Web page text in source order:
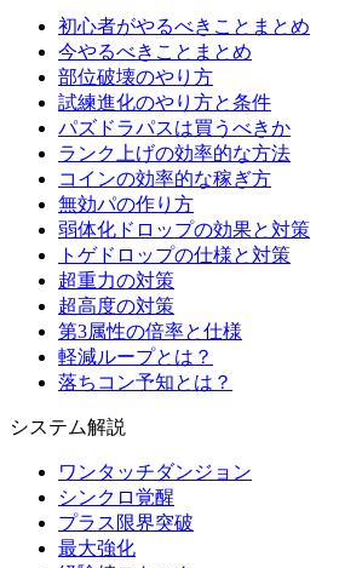
初心者がやるべきことまとめ
今やるべきことまとめ
部位破壊のやり方
試練進化のやり方と条件
パズドラパスは買うべきか
ランク上げの効率的な方法
コインの効率的な稼ぎ方
無効パの作り方
弱体化ドロップの効果と対策
トゲドロップの仕様と対策
超重力の対策
超高度の対策
第3属性の倍率と仕様
軽減ループとは？
落ちコン予知とは？
システム解説
ワンタッチダンジョン
シンクロ覚醒
プラス限界突破
最大強化